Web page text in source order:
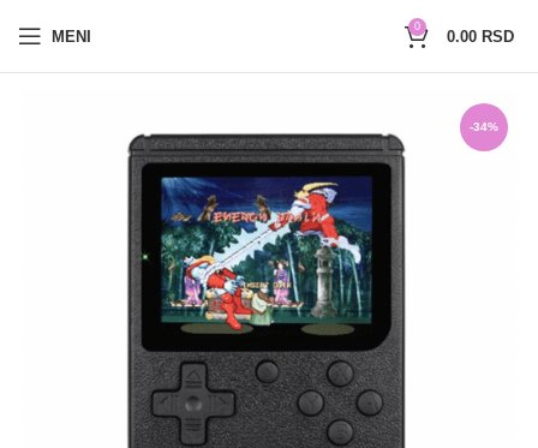
MENI
0
0.00 RSD
-34%